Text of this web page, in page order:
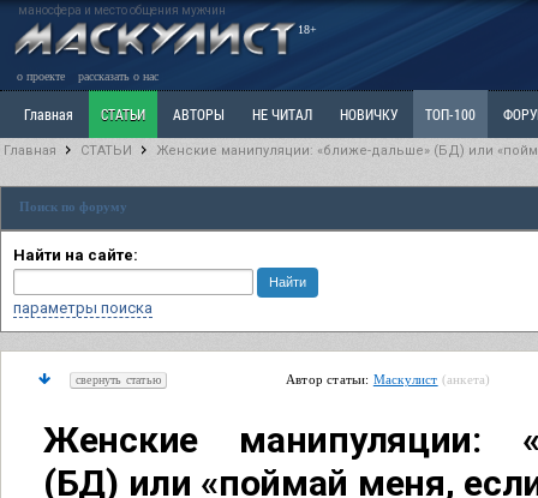
маносфера и место общения мужчин
18+
о проекте рассказать о нас
Главная СТАТЬИ АВТОРЫ НЕ ЧИТАЛ НОВИЧКУ ТОП-100
Ветка: Расстаюсь или Развожусь. САНЧАС Ветка: Наболевшее. Выскажись!
РАЗДЕЛ: Разное
Главная СТАТЬИ Женские манипуляции: «ближе-дальше» (БД) или
Поиск по форуму
Найти на сайте:
параметры поиска
свернуть статью Автор статьи: Маскулист (анкета)
Женские манипуляции:
(БД) или «поймай меня,